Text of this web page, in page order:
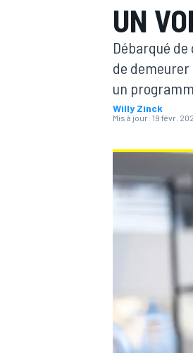
MOTOGP
UN
Débarqué
de demeurer
un
Willy Zinck
Mis à jour: 19 févr.